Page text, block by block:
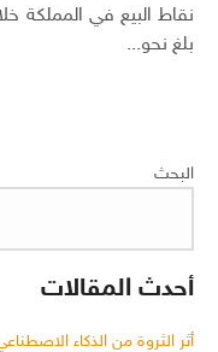
بلغ نحو...
البحث
أحدث المقالات
أثر الثروة من الذكاء